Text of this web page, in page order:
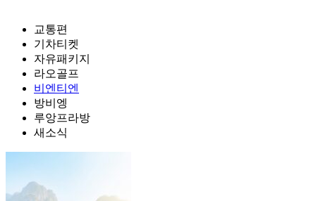
교통편
기차티켓
자유패키지
라오골프
비엔티엔
방비엥
루앙프라방
새소식